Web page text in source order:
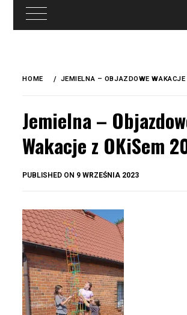
treści
HOME JEMIELNA – OBJAZDOWE
Jemielna –
Wakacje z OKiSem
PUBLISHED ON 9 WRZEŚNIA 2023